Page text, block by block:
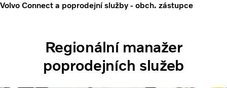
Volvo Connect a poprodejní služby - obch. zástupce
Regionální manažer
poprodejních služeb